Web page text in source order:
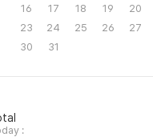
16
17 18 19 20
23
24 25 26 27
30
31
: